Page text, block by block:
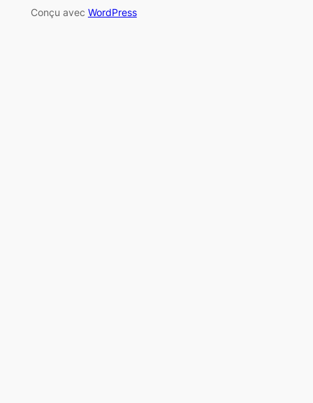
Conçu avec WordPress